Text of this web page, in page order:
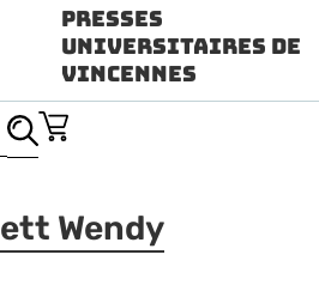
Presses
Universitaires de
Vincennes
Wendy